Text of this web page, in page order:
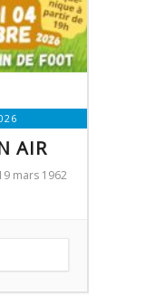
AIR
mars 1962